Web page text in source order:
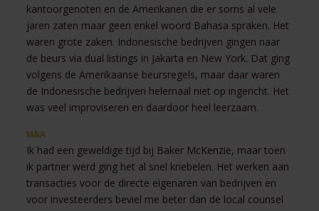
kantoorgenoten en de Amerikanen die er soms al vele
jaren zaten maar geen enkel woord Bahasa spraken. Het
waren grote zaken. Indonesische bedrijven gingen naar
de beurs via dual listings in Jakarta en New York. Dat ging
volgens de Amerikaanse beursregels, maar daar waren
de Indonesische bedrijven helemaal niet op ingericht. Het
was veel improviseren en daardoor heel leerzaam.
M&A
Ik had een geweldige tijd bij Baker McKenzie, maar toen
ik partner werd ging het al snel kriebelen. Het werken aan
transacties voor de directe eigenaren van bedrijven en
voor investeerders beviel me beter dan de local counsel